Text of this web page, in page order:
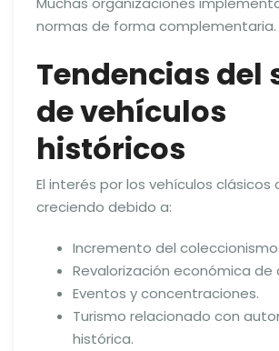
normas de forma complementaria.
Tendencias del
de vehículos
históricos
El interés por los vehículos clásicos
creciendo debido a:
Incremento del coleccionismo.
Revalorización económica de
Eventos y concentraciones.
Turismo relacionado con
histórica.